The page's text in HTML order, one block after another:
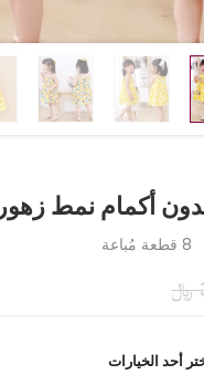
أكمام نمط زهور
8 قطعة مُباعة
﷼السعر
أحد الخيارات